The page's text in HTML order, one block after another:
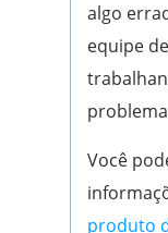
algo
equipe
Você
produto